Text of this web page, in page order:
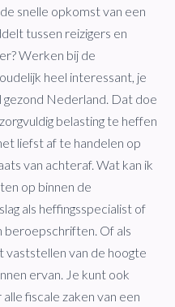
snelle opkomst van een
tussen reizigers en
Werken bij de
heel interessant, je
gezond Nederland. Dat doe
belasting te heffen
liefst af te handelen op
van achteraf. Wat kan ik
op binnen de
als heffingsspecialist of
beroepschriften. Of als
vaststellen van de hoogte
ervan. Je kunt ook
fiscale zaken van een